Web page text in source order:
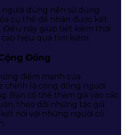
người dùng nên sử dụng
cụ thể để nhận được kết
Điều này giúp tiết kiệm thời
hiệu quả tìm kiếm.
Đồng
điểm mạnh của
chính là cộng đồng người
Bạn có thể tham gia vào các
theo dõi những tác giả
nối với những người có